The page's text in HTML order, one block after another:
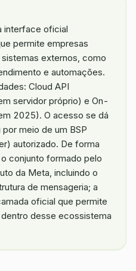
interface oficial
permite empresas
externos, como
e automações.
Cloud API
servidor próprio) e On-
2025). O acesso se dá
meio de um BSP
autorizado. De forma
conjunto formado pelo
da Meta, incluindo o
de mensageria; a
oficial que permite
desse ecossistema